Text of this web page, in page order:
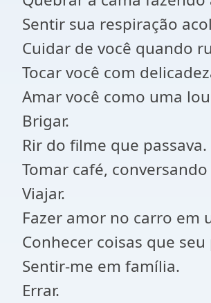
Sentir sua respiração
Cuidar de você quando
Tocar você com
Amar você como uma
Brigar.
Rir do filme que passava.
Tomar café,
Viajar.
Fazer amor no carro em
Conhecer coisas que
Sentir-me em família.
Errar.